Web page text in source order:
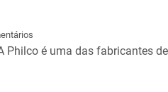
é uma das fabricantes de